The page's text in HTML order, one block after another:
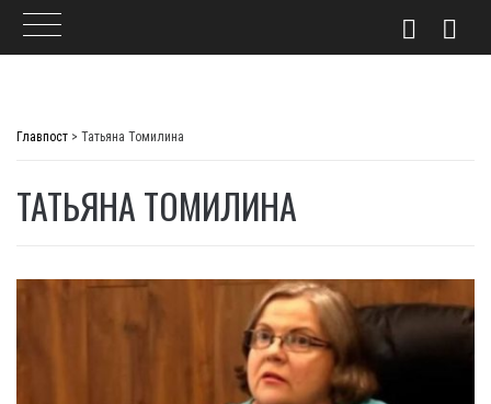
Главпост > Татьяна Томилина
ТАТЬЯНА ТОМИЛИНА